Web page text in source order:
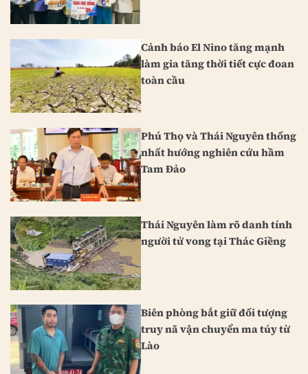
Cảnh báo El Nino tăng mạnh
làm gia tăng thời tiết cực đoan
toàn cầu
Phú Thọ và Thái Nguyên thống
nhất hướng nghiên cứu hầm
Tam Đảo
Thái Nguyên làm rõ danh tính
người tử vong tại Thác Giềng
Biên phòng bắt giữ đối tượng
truy nã vận chuyển ma túy từ
Lào